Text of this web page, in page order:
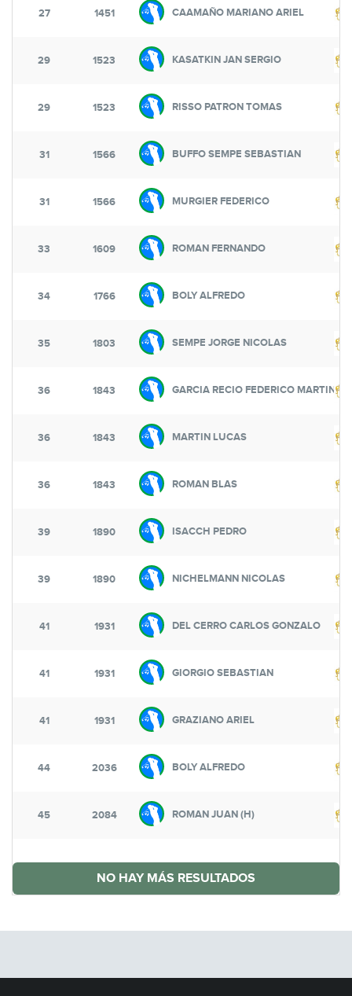
27 1451 CAAMAÑO MARIANO ARIEL
29 1523 KASATKIN JAN SERGIO
29 1523 RISSO PATRON TOMAS
31 1566 BUFFO SEMPE SEBASTIAN
31 1566 MURGIER FEDERICO
33 1609 ROMAN FERNANDO
34 1766 BOLY ALFREDO
35 1803 SEMPE JORGE NICOLAS
36 1843 GARCIA RECIO FEDERICO MARTIN
36 1843 MARTIN LUCAS
36 1843 ROMAN BLAS
39 1890 ISACCH PEDRO
39 1890 NICHELMANN NICOLAS
41 1931 DEL CERRO CARLOS GONZALO
41 1931 GIORGIO SEBASTIAN
41 1931 GRAZIANO ARIEL
44 2036 BOLY ALFREDO
45 2084 ROMAN JUAN (H)
NO HAY MÁS RESULTADOS